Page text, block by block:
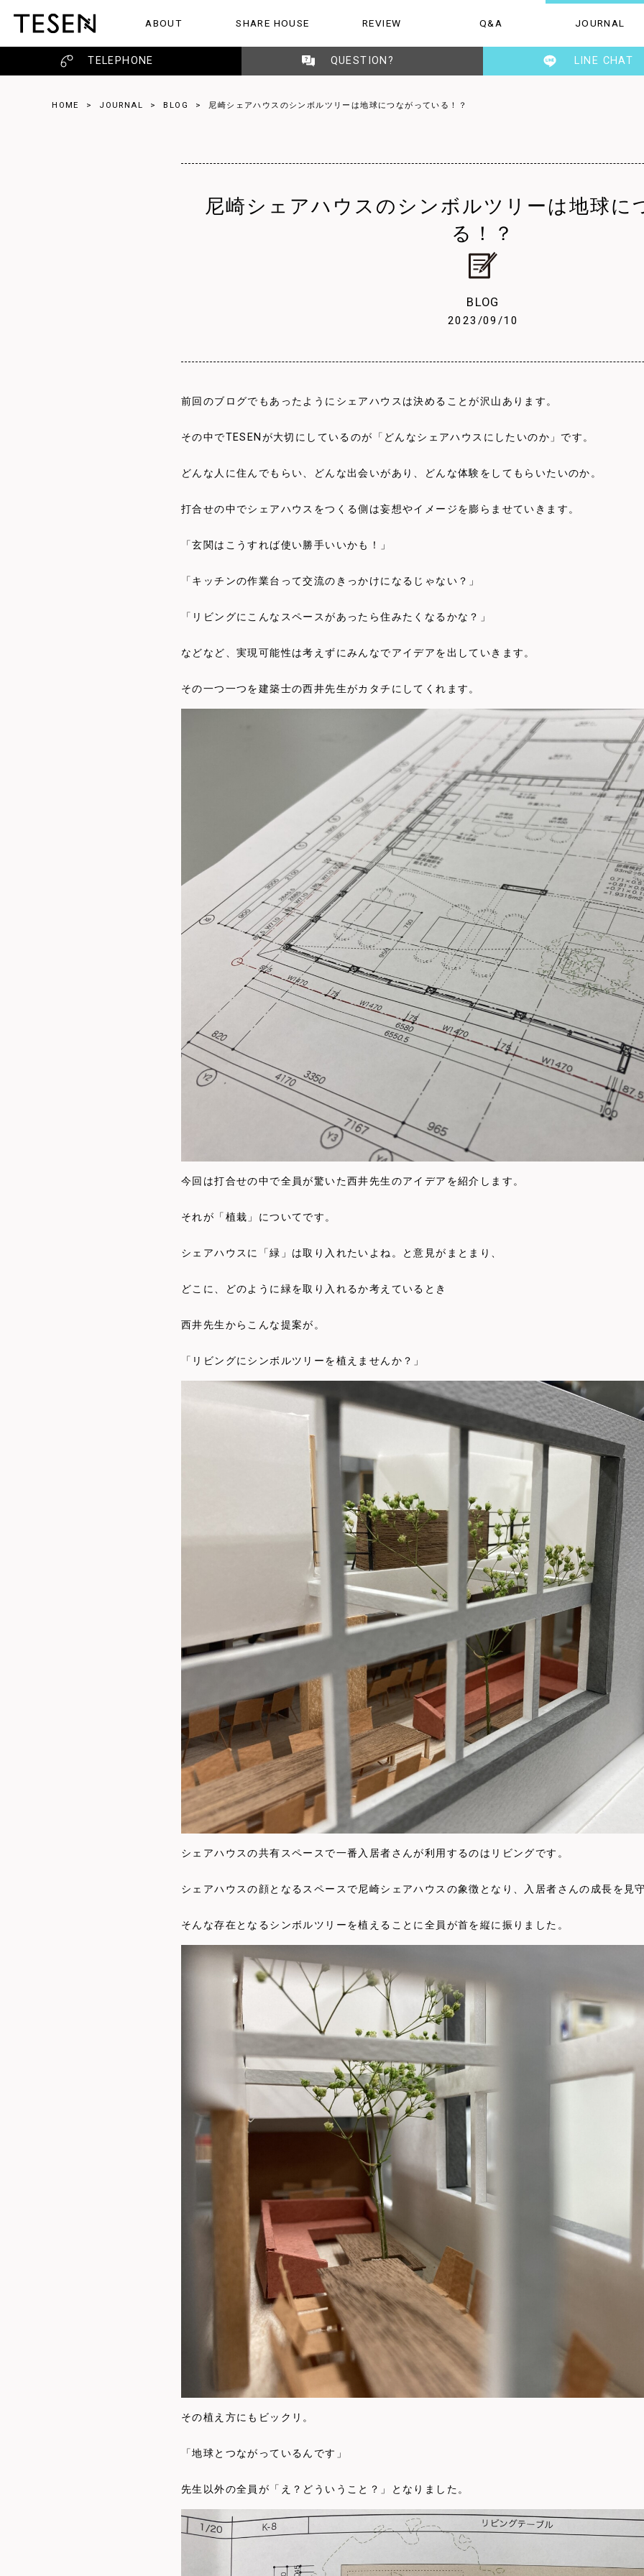
ABOUT
TESENのこと SHARE HOUSE
シェアハウス REVIEW
レビュー Q&A
ご質問 JOURNAL
お知らせ・日記 TESENの人
TELEPHONE QUESTION? LINE CHAT
HOME > JOURNAL > BLOG > 尼崎シェアハウスのシンボルツリーは地球につながっている！？
尼崎シェアハウスのシンボルツリーは地球に
る！？
BLOG
2023/09/10
前回のブログでもあったようにシェアハウスは決めることが沢山あります。
その中でTESENが大切にしているのが「どんなシェアハウスにしたいのか」です。
どんな人に住んでもらい、どんな出会いがあり、どんな体験をしてもらいたいのか。
打合せの中でシェアハウスをつくる側は妄想やイメージを膨らませていきます。
「玄関はこうすれば使い勝手いいかも！」
「キッチンの作業台って交流のきっかけになるじゃない？」
「リビングにこんなスペースがあったら住みたくなるかな？」
などなど、実現可能性は考えずにみんなでアイデアを出していきます。
その一つ一つを建築士の西井先生がカタチにしてくれます。
今回は打合せの中で全員が驚いた西井先生のアイデアを紹介します。
それが「植栽」についてです。
シェアハウスに「緑」は取り入れたいよね。と意見がまとまり、
どこに、どのように緑を取り入れるか考えているとき
西井先生からこんな提案が。
「リビングにシンボルツリーを植えませんか？」
シェアハウスの共有スペースで一番入居者さんが利用するのはリビングです。
シェアハウスの顔となるスペースで尼崎シェアハウスの象徴となり、入居者さんの成長を見
そんな存在となるシンボルツリーを植えることに全員が首を縦に振りました。
その植え方にもビックリ。
「地球とつながっているんです」
先生以外の全員が「え？どういうこと？」となりました。